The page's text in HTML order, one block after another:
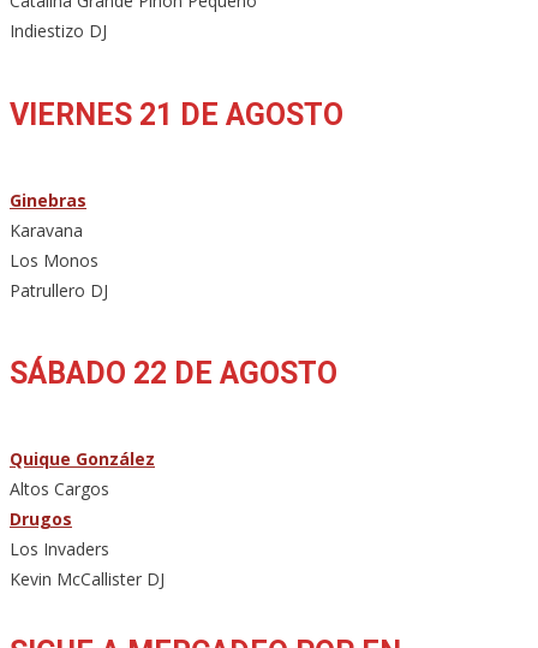
Indiestizo DJ
VIERNES 21 DE AGOSTO
Ginebras
Karavana
Los Monos
Patrullero DJ
SÁBADO 22 DE AGOSTO
Quique González
Altos Cargos
Drugos
Los Invaders
Kevin McCallister DJ